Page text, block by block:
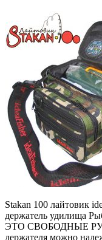
Stakan 100 лайтовик
держатель удилища
ЭТО СВОБОДНЫЕ
держателя можно